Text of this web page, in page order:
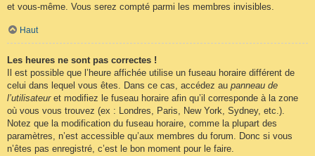
et vous-même. Vous serez compté parmi les membres invisibles.
Haut
Les heures ne sont pas correctes !
Il est possible que l’heure affichée utilise un fuseau horaire différent de
celui dans lequel vous êtes. Dans ce cas, accédez au panneau de
l’utilisateuret modifiez le fuseau horaire afin qu’il corresponde à la zone
où vous vous trouvez (ex : Londres, Paris, New York, Sydney, etc.).
Notez que la modification du fuseau horaire, comme la plupart des
paramètres, n’est accessible qu’aux membres du forum. Donc si vous
n’êtes pas enregistré, c’est le bon moment pour le faire.